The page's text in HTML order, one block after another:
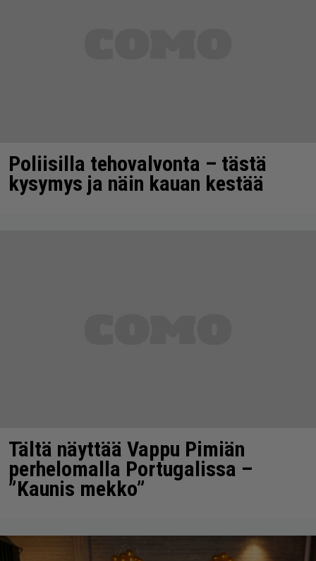
Poliisilla tehovalvonta – tästä
kysymys ja näin kauan kestää
Tältä näyttää Vappu Pimiän
perhelomalla Portugalissa –
”Kaunis mekko”